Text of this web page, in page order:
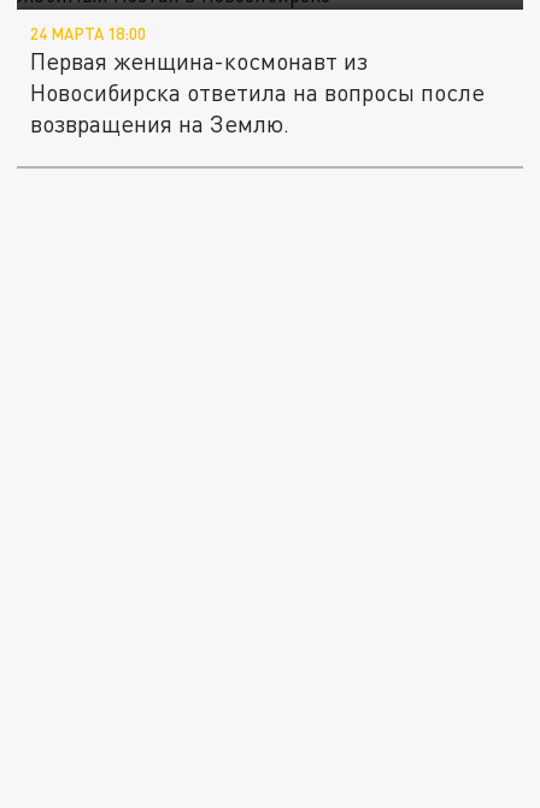
24 МАРТА 18:00
Первая женщина-космонавт из
Новосибирска ответила на вопросы после
возвращения на Землю.